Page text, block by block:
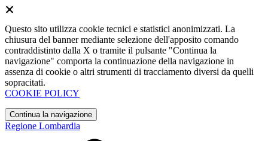
Questo sito utilizza cookie tecnici e statistici anonimizzati. La
chiusura del banner mediante selezione dell'apposito comando
contraddistinto dalla X o tramite il pulsante "Continua la
navigazione" comporta la continuazione della navigazione in
assenza di cookie o altri strumenti di tracciamento diversi da quelli
sopracitati.
COOKIE POLICY
Continua la navigazione
Regione Lombardia